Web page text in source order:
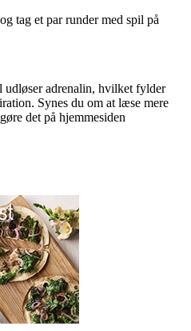
tag et par runder med spil på
udløser adrenalin, hvilket fylder
Synes du om at læse mere
det på hjemmesiden